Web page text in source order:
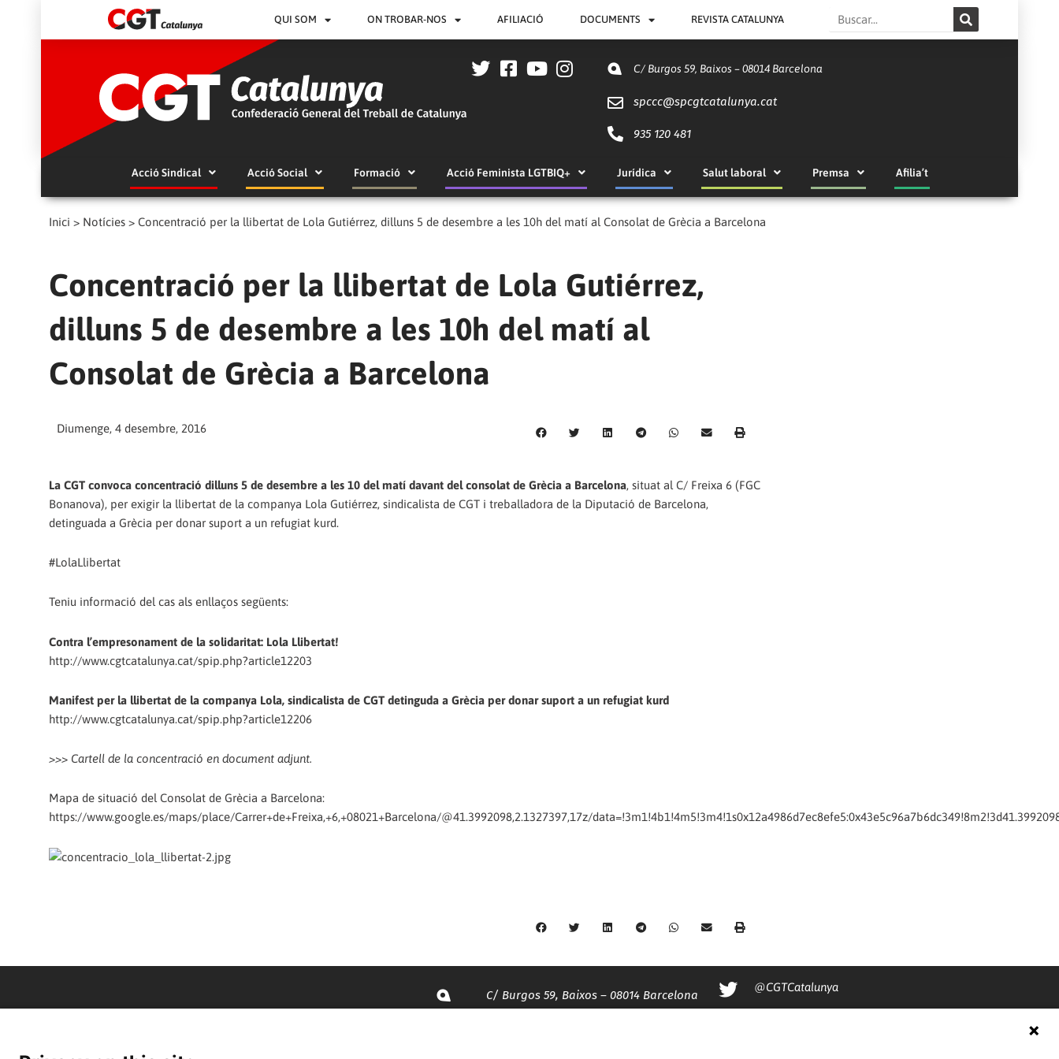
QUI SOM ON TROBAR-NOS AFILIACIÓ DOCUMENTS REVISTA CATALUNYA Search
C/ Burgos 59, Baixos – 08014 Barcelona
spccc@spcgtcatalunya.cat
935 120 481
Acció Sindical Acció Social Formació Acció Feminista LGTBIQ+ Jurídica Salut laboral Premsa Afilia’t
Inici > Notícies > Concentració per la llibertat de Lola Gutiérrez, dilluns 5 de desembre a les 10h del matí al Consolat de Grècia a Barcelona
Concentració per la llibertat de Lola Gutiérrez,
dilluns 5 de desembre a les 10h del matí al
Consolat de Grècia a Barcelona
Diumenge, 4 desembre, 2016
La CGT convoca concentració dilluns 5 de desembre a les 10 del matí davant del consolat de Grècia a Barcelona, situat al C/ Freixa 6 (FGC
Bonanova), per exigir la llibertat de la companya Lola Gutiérrez, sindicalista de CGT i treballadora de la Diputació de Barcelona,
detinguada a Grècia per donar suport a un refugiat kurd.
#LolaLlibertat
Teniu informació del cas als enllaços següents:
Contra l’empresonament de la solidaritat: Lola Llibertat!
http://www.cgtcatalunya.cat/spip.php?article12203
Manifest per la llibertat de la companya Lola, sindicalista de CGT detinguda a Grècia per donar suport a un refugiat kurd
http://www.cgtcatalunya.cat/spip.php?article12206
>>> Cartell de la concentració en document adjunt.
Mapa de situació del Consolat de Grècia a Barcelona:
https://www.google.es/maps/place/Carrer+de+Freixa,+6,+08021+Barcelona/@41.3992098,2.1327397,17z/
C/ Burgos 59, Baixos – 08014 Barcelona
@CGTCatalunya